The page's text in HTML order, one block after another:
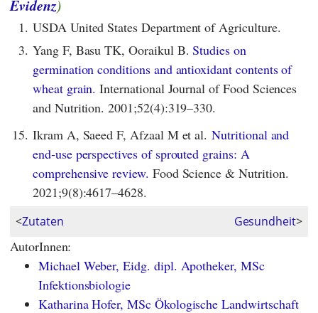
Evidenz)
1. USDA United States Department of Agriculture.
3. Yang F, Basu TK, Ooraikul B.Studies on
germination conditions and antioxidant contents of
wheat grain. International Journal of Food Sciences
and Nutrition. 2001;52(4):319–330.
15. Ikram A, Saeed F, Afzaal M et al.Nutritional and
end‐use perspectives of sprouted grains: A
comprehensive review. Food Science & Nutrition.
2021;9(8):4617–4628.
<Zutaten Gesundheit>
AutorInnen:
Michael Weber, Eidg. dipl. Apotheker, MSc
Infektionsbiologie
Katharina Hofer, MSc Ökologische Landwirtschaft